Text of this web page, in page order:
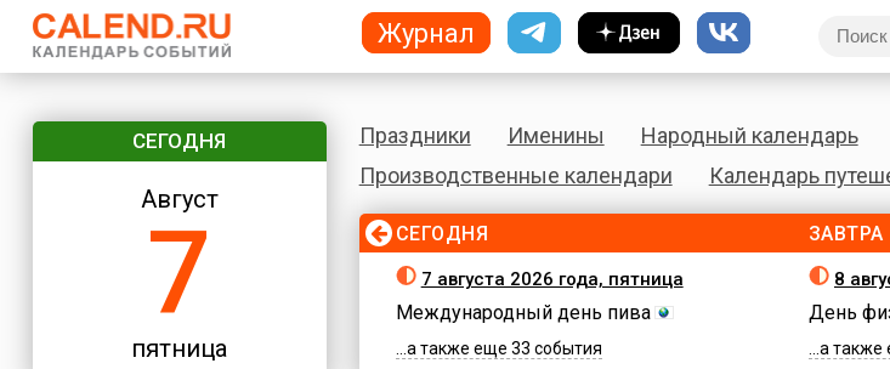
СЕГОДНЯ
Август
7
пятница
Праздники Именины Народный календарь
Производственные календари
Календарь
СЕГОДНЯ
7 августа 2026 года, пятница
Международный день пива
...а также еще 33 события
ЗАВТРА
8
День
...а
Журнал